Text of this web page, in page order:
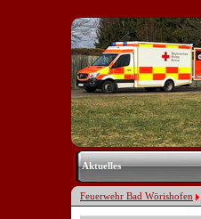
Navigation
überspringen
Aktuelles
Feuerwehr Bad Wörishofen